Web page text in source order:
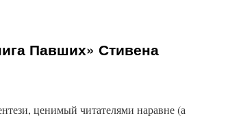
Павших» Стивена
ценимый читателями наравне (а